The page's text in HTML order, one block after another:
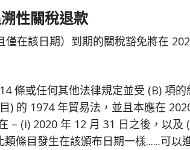
性關稅退款
在該日期）到期的關稅豁免將在
條或任何其他法律規定並受 (B) 項的
) 的 1974 年貿易法，並且本應在
– (i) 2020 年 12 月 31 日之後，以及
條目發生在該頒布日期一樣......可以